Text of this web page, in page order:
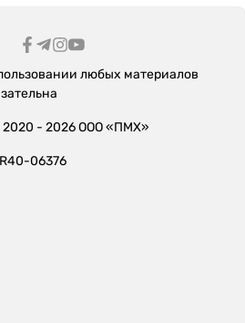
любых материалов
- 2026 ООО «ПМХ»
06376